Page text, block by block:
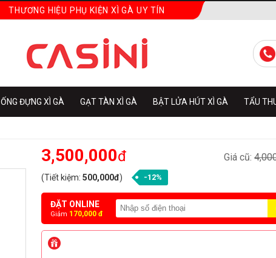
THƯƠNG HIỆU PHỤ KIỆN XÌ GÀ UY TÍN
ỐNG ĐỰNG XÌ GÀ GẠT TÀN XÌ GÀ BẬT LỬA HÚT XÌ GÀ TẨU
Giá cũ:
3,500,000đ
(Tiết kiệm: 500,000đ) -12%
ĐẶT ONLINE
Giảm 170,000 đ